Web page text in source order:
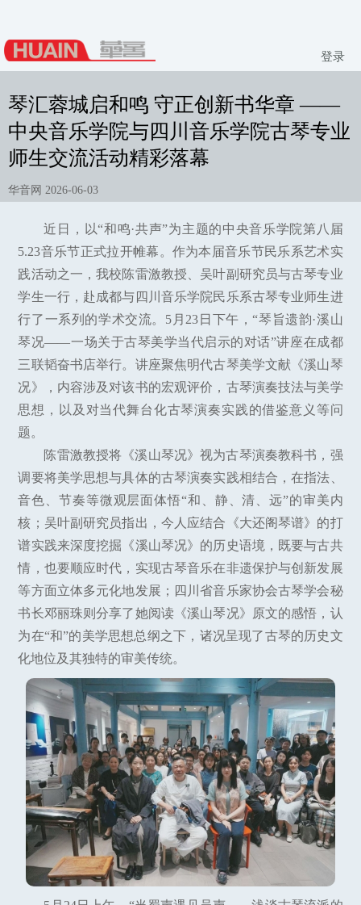
登录
琴汇蓉城启和鸣 守正创新书华章 ——
中央音乐学院与四川音乐学院古琴专业
师生交流活动精彩落幕
华音网 2026-06-03
近日，以“和鸣·共声”为主题的中央音乐学院第八届
5.23音乐节正式拉开帷幕。作为本届音乐节民乐系艺术实
践活动之一，我校陈雷激教授、吴叶副研究员与古琴专业
学生一行，赴成都与四川音乐学院民乐系古琴专业师生进
行了一系列的学术交流。5月23日下午，“琴旨遗韵·溪山
琴况——一场关于古琴美学当代启示的对话”讲座在成都
三联韬奋书店举行。讲座聚焦明代古琴美学文献《溪山琴
况》，内容涉及对该书的宏观评价，古琴演奏技法与美学
思想，以及对当代舞台化古琴演奏实践的借鉴意义等问
题。
陈雷激教授将《溪山琴况》视为古琴演奏教科书，强
调要将美学思想与具体的古琴演奏实践相结合，在指法、
音色、节奏等微观层面体悟“和、静、清、远”的审美内
核；吴叶副研究员指出，今人应结合《大还阁琴谱》的打
谱实践来深度挖掘《溪山琴况》的历史语境，既要与古共
情，也要顺应时代，实现古琴音乐在非遗保护与创新发展
等方面立体多元化地发展；四川省音乐家协会古琴学会秘
书长邓丽珠则分享了她阅读《溪山琴况》原文的感悟，认
为在“和”的美学思想总纲之下，诸况呈现了古琴的历史文
化地位及其独特的审美传统。